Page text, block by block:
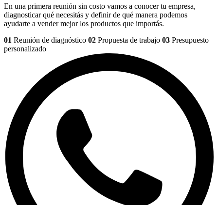
En una primera reunión sin costo vamos a conocer tu empresa,
diagnosticar qué necesitás y definir de qué manera podemos
ayudarte a vender mejor los productos que importás.
01 Reunión de diagnóstico 02 Propuesta de trabajo 03 Presupuesto
personalizado